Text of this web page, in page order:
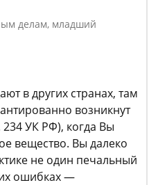
делам, младший
в других странах, там
возникнут
УК РФ), когда Вы
вещество. Вы далеко
не один печальный
ошибках —